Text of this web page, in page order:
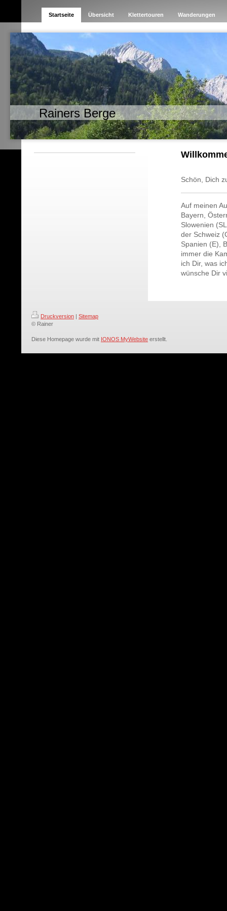
Startseite Übersicht Klettertouren Wanderungen
Rainers Berge
Schön, Dich
Auf meinen
Bayern,
Slowenien
der Schweiz
Spanien (E),
immer die
ich Dir, was
wünsche Dir
Druckversion | Sitemap
© Rainer
Diese Homepage wurde mit IONOS MyWebsite erstellt.